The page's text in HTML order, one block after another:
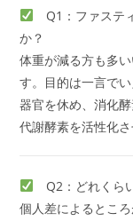
Q1：ファステ
か？
体重が減る方も多
す。目的は一言で
器官を休め、消化
代謝酵素を活性化
Q2：どれくら
個人差によるとこ